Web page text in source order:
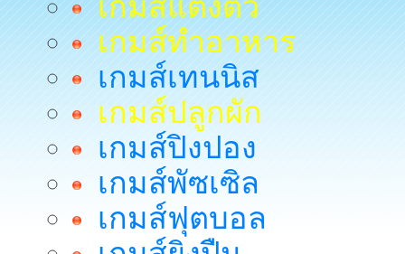
เกมส์ทำอาหาร
เกมส์เทนนิส
เกมส์ปลูกผัก
เกมส์ปิงปอง
เกมส์พัซเซิล
เกมส์ฟุตบอล